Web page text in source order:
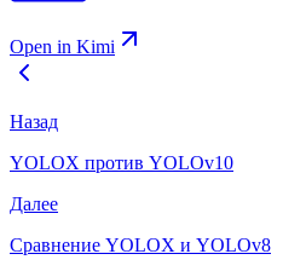
Open in Kimi
Назад
YOLOX против YOLOv10
Далее
Сравнение YOLOX и YOLOv8